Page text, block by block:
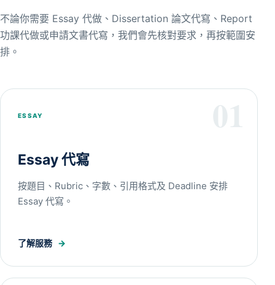
不論你需要 Essay 代做、Dissertation 論文代寫、Report
功課代做或申請文書代寫，我們會先核對要求，再按範圍安
排。
ESSAY
Essay 代寫
按題目、Rubric、字數、引用格式及 Deadline 安排
Essay 代寫。
了解服務 →